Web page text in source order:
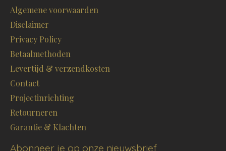
Algemene voorwaarden
Disclaimer
Privacy Policy
Betaalmethoden
Levertijd & verzendkosten
Contact
Projectinrichting
Retourneren
Garantie & Klachten
Abonneer je op onze nieuwsbrief